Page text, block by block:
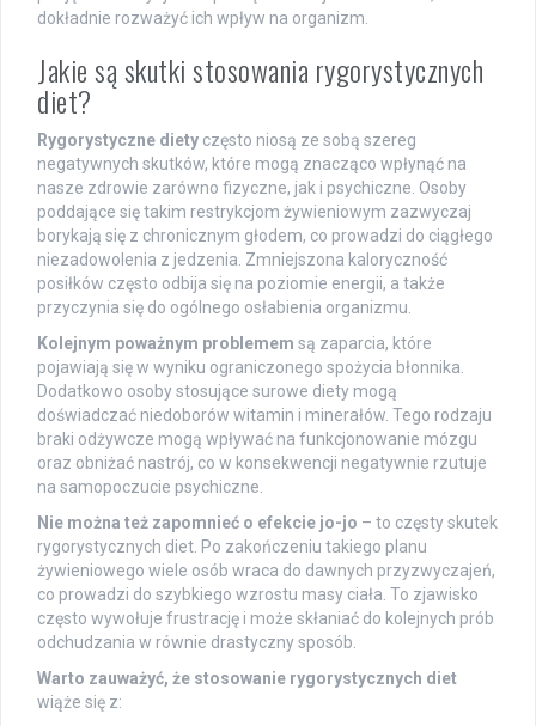
dokładnie rozważyć ich wpływ na organizm.
Jakie są skutki stosowania rygorystycznych
diet?
Rygorystyczne diety często niosą ze sobą szereg
negatywnych skutków, które mogą znacząco wpłynąć na
nasze zdrowie zarówno fizyczne, jak i psychiczne. Osoby
poddające się takim restrykcjom żywieniowym zazwyczaj
borykają się z chronicznym głodem, co prowadzi do ciągłego
niezadowolenia z jedzenia. Zmniejszona kaloryczność
posiłków często odbija się na poziomie energii, a także
przyczynia się do ogólnego osłabienia organizmu.
Kolejnym poważnym problemem są zaparcia, które
pojawiają się w wyniku ograniczonego spożycia błonnika.
Dodatkowo osoby stosujące surowe diety mogą
doświadczać niedoborów witamin i minerałów. Tego rodzaju
braki odżywcze mogą wpływać na funkcjonowanie mózgu
oraz obniżać nastrój, co w konsekwencji negatywnie rzutuje
na samopoczucie psychiczne.
Nie można też zapomnieć o efekcie jo-jo – to częsty skutek
rygorystycznych diet. Po zakończeniu takiego planu
żywieniowego wiele osób wraca do dawnych przyzwyczajeń,
co prowadzi do szybkiego wzrostu masy ciała. To zjawisko
często wywołuje frustrację i może skłaniać do kolejnych prób
odchudzania w równie drastyczny sposób.
Warto zauważyć, że stosowanie rygorystycznych diet
wiąże się z: